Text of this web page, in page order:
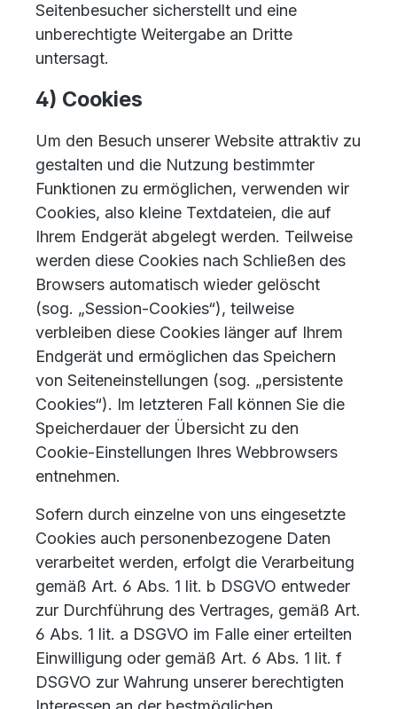
Seitenbesucher sicherstellt und eine
unberechtigte Weitergabe an Dritte
untersagt.
4) Cookies
Um den Besuch unserer Website attraktiv zu
gestalten und die Nutzung bestimmter
Funktionen zu ermöglichen, verwenden wir
Cookies, also kleine Textdateien, die auf
Ihrem Endgerät abgelegt werden. Teilweise
werden diese Cookies nach Schließen des
Browsers automatisch wieder gelöscht
(sog. „Session-Cookies“), teilweise
verbleiben diese Cookies länger auf Ihrem
Endgerät und ermöglichen das Speichern
von Seiteneinstellungen (sog. „persistente
Cookies“). Im letzteren Fall können Sie die
Speicherdauer der Übersicht zu den
Cookie-Einstellungen Ihres Webbrowsers
entnehmen.
Sofern durch einzelne von uns eingesetzte
Cookies auch personenbezogene Daten
verarbeitet werden, erfolgt die Verarbeitung
gemäß Art. 6 Abs. 1 lit. b DSGVO entweder
zur Durchführung des Vertrages, gemäß Art.
6 Abs. 1 lit. a DSGVO im Falle einer erteilten
Einwilligung oder gemäß Art. 6 Abs. 1 lit. f
DSGVO zur Wahrung unserer berechtigten